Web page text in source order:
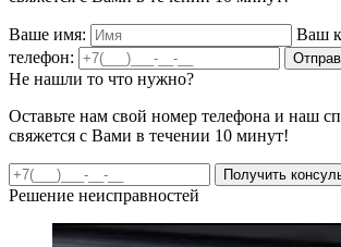
Ваше имя:
Ваш
телефон:
Не нашли то что нужно?
Оставьте нам свой номер телефона и наш
свяжется с Вами в течении 10 минут!
Получить
Решение неисправностей